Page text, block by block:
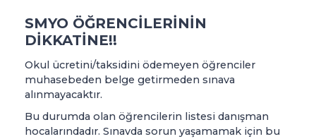
SMYO ÖĞRENCİLERİNİN
DİKKATİNE!!
Okul ücretini/taksidini ödemeyen öğrenciler
muhasebeden belge getirmeden sınava
alınmayacaktır.
Bu durumda olan öğrencilerin listesi danışman
hocalarındadır. Sınavda sorun yaşamamak için bu